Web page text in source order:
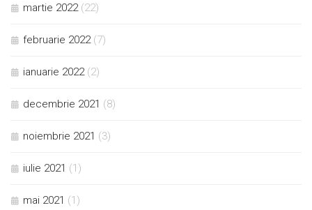
martie 2022 (22)
februarie 2022 (7)
ianuarie 2022 (2)
decembrie 2021 (8)
noiembrie 2021 (3)
iulie 2021 (1)
mai 2021 (1)